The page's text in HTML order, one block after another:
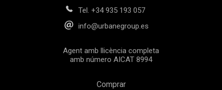
Tel. +34 935 193 057
info@urbanegroup.es
Agent amb llicència completa
amb número AICAT 8994
Comprar